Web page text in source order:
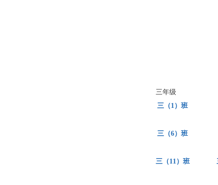
三年级
三（1）班
三（6）班
三（11）班